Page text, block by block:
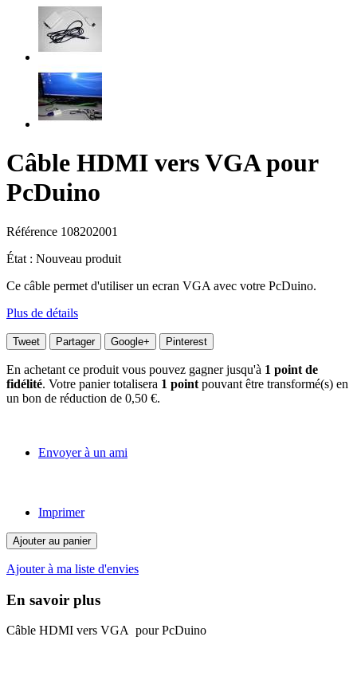
Câble HDMI vers VGA pour
PcDuino
Référence 108202001
État : Nouveau produit
Ce câble permet d'utiliser un ecran VGA avec votre PcDuino.
Plus de détails
Tweet Partager Google+ Pinterest
En achetant ce produit vous pouvez gagner jusqu'à 1 point de
fidélité. Votre panier totalisera 1 point pouvant être transformé(s) en
un bon de réduction de 0,50 €.
Envoyer à un ami
Imprimer
Ajouter au panier
Ajouter à ma liste d'envies
En savoir plus
Câble HDMI vers VGA pour PcDuino